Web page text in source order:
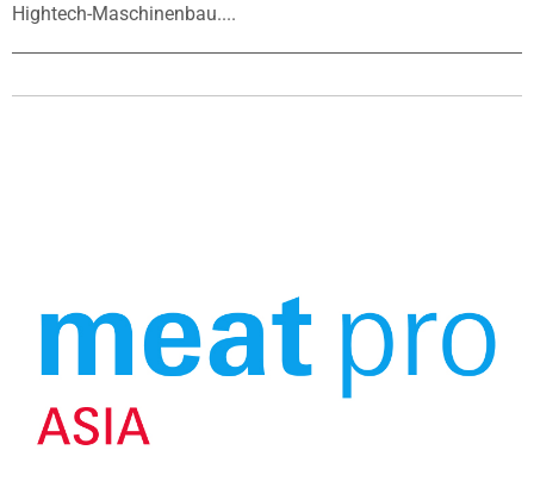
Hightech-Maschinenbau....